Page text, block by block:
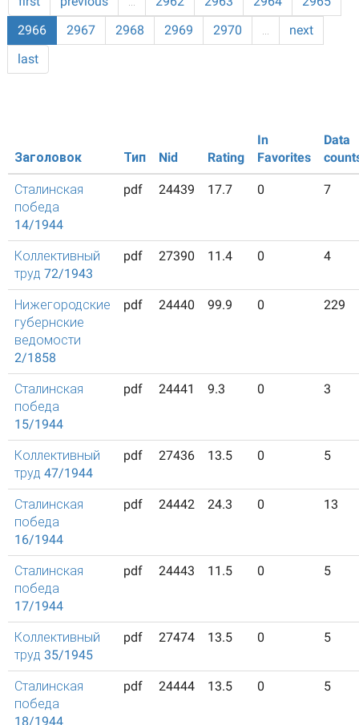
2966
2967 2968 2969 2970 …
next
last
Заголовок Тип Nid Rating
In
Favorites
Data
Сталинская
победа
14/1944
pdf 24439 17.7 0 7
Коллективный
труд 72/1943
pdf 27390 11.4 0 4
Нижегородские
губернские
ведомости
2/1858
pdf 24440 99.9 0 229
Сталинская
победа
15/1944
pdf 24441 9.3 0 3
Коллективный
труд 47/1944
pdf 27436 13.5 0 5
Сталинская
победа
16/1944
pdf 24442 24.3 0 13
Сталинская
победа
17/1944
pdf 24443 11.5 0 5
Коллективный
труд 35/1945
pdf 27474 13.5 0 5
Сталинская
победа
18/1944
pdf 24444 13.5 0 5